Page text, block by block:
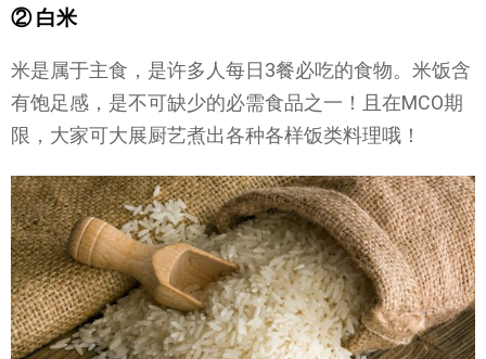
② 白米
米是属于主食，是许多人每日3餐必吃的食物。米饭含
有饱足感，是不可缺少的必需食品之一！且在MCO期
限，大家可大展厨艺煮出各种各样饭类料理哦！